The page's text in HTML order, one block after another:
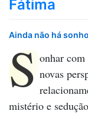
Fátima
Ainda não há
S onhar com
novas
mistério e